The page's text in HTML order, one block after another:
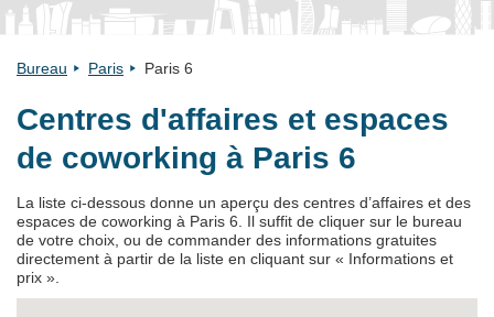
Bureau Paris Paris 6
Centres d'affaires et espaces
de coworking à Paris 6
La liste ci-dessous donne un aperçu des centres d’affaires et des
espaces de coworking à Paris 6. Il suffit de cliquer sur le bureau
de votre choix, ou de commander des informations gratuites
directement à partir de la liste en cliquant sur « Informations et
prix ».